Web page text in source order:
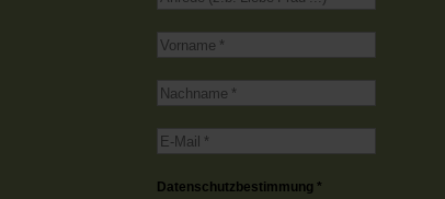
Datenschutzbestimmung *